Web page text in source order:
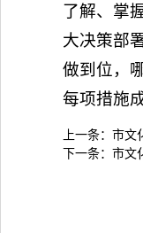
了解、掌
大决策部
做到位，
每项措施
上一条： 市文
下一条： 市文